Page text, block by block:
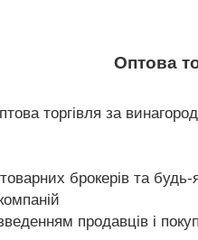
Оптова
торгівля за
товарних брокерів та
продавців і